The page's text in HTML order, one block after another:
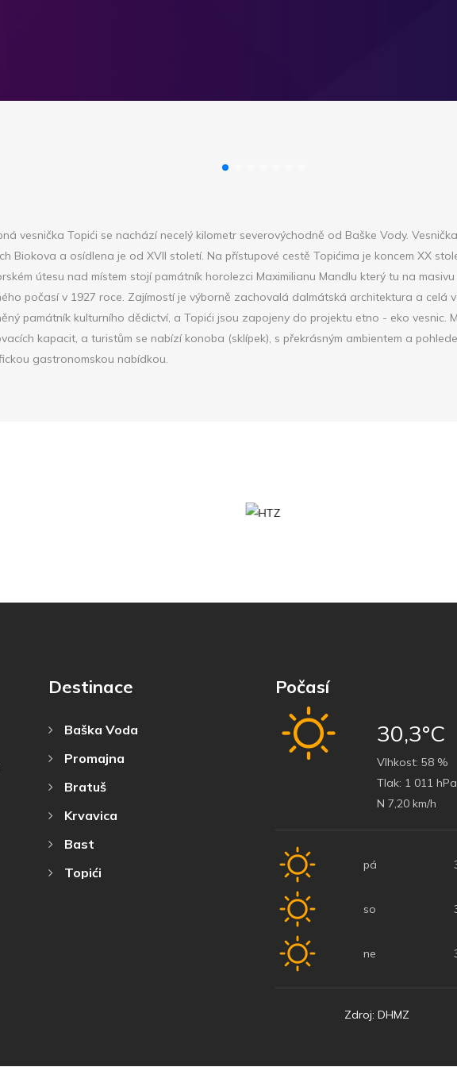
vesnička Topići se nachází necelý kilometr severovýchodně od Baške Vody.
Biokova a osídlena je od XVII století. Na přístupové cestě Topićima je koncem XX
útesu nad místem stojí památník horolezci Maximilianu Mandlu který tu na
počasí v 1927 roce. Zajímostí je výborně zachovalá dalmátská architektura a celá
památník kulturního dědictví, a Topići jsou zapojeny do projektu etno - eko vesnic.
kapacit, a turistům se nabízí konoba (sklípek), s překrásným ambientem a
gastronomskou nabídkou.
Destinace
Baška Voda
Promajna
Bratuš
Krvavica
Bast
Topići
Počasí
30,3°C
Vlhkost: 58 %
Tlak: 1 011 hPa
N 7,20 km/h
pá
so
ne
Zdroj: DHMZ